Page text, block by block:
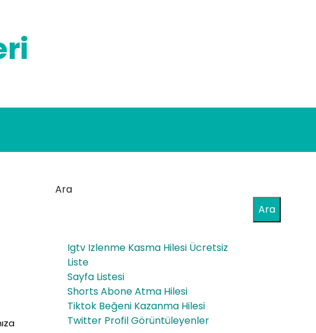
Ara
Ara
Igtv Izlenme Kasma Hilesi Ücretsiz
Liste
Sayfa Listesi
Shorts Abone Atma Hilesi
Tiktok Beğeni Kazanma Hilesi
Twitter Profil Görüntüleyenler